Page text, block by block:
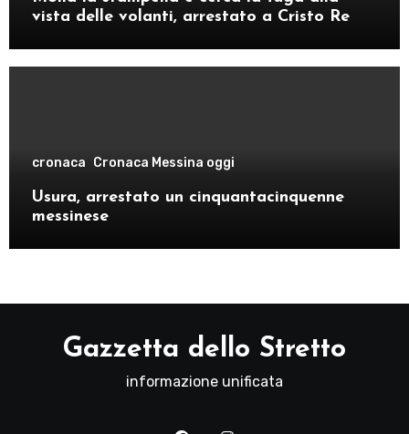
vista delle volanti, arrestato a Cristo Re
cronaca Cronaca Messina oggi
Usura, arrestato un cinquantacinquenne
messinese
Gazzetta dello Stretto
informazione unificata